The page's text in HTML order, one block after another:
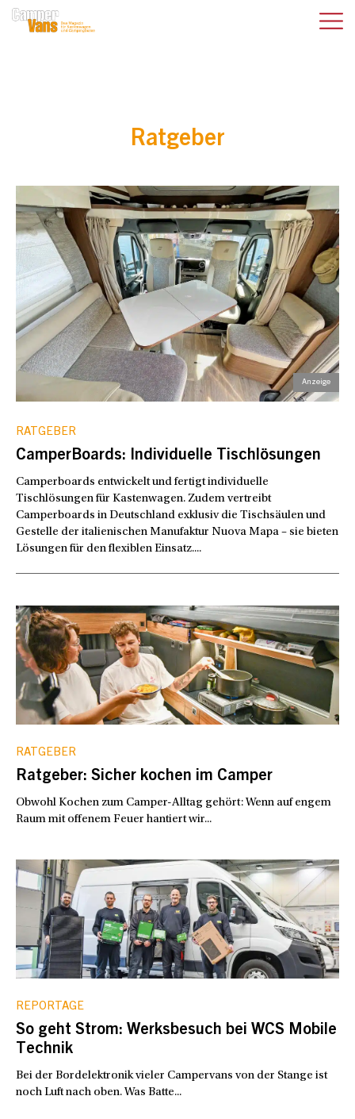
Ratgeber
RATGEBER
CamperBoards: Individuelle Tischlösungen
Camperboards entwickelt und fertigt individuelle
Tischlösungen für Kastenwagen. Zudem vertreibt
Camperboards in Deutschland exklusiv die Tischsäulen und
Gestelle der italienischen Manufaktur Nuova Mapa – sie bieten
Lösungen für den flexiblen Einsatz....
RATGEBER
Ratgeber: Sicher kochen im Camper
Obwohl Kochen zum Camper-Alltag gehört: Wenn auf engem
Raum mit offenem Feuer hantiert wir...
REPORTAGE
So geht Strom: Werksbesuch bei WCS Mobile
Technik
Bei der Bordelektronik vieler Campervans von der Stange ist
noch Luft nach oben. Was Batte...